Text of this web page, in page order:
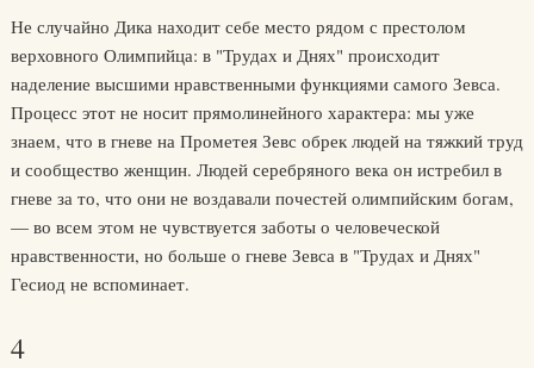
Не случайно Дика находит себе место рядом с престолом
верховного Олимпийца: в "Трудах и Днях" происходит
наделение высшими нравственными функциями самого Зевса.
Процесс этот не носит прямолинейного характера: мы уже
знаем, что в гневе на Прометея Зевс обрек людей на тяжкий труд
и сообщество женщин. Людей серебряного века он истребил в
гневе за то, что они не воздавали почестей олимпийским богам,
— во всем этом не чувствуется заботы о человеческой
нравственности, но больше о гневе Зевса в "Трудах и Днях"
Гесиод не вспоминает.
4